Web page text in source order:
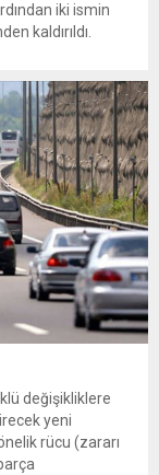
iki ismin
kaldırıldı.
Kurulu’na
değişikliklere
yeni
rücu (zararı